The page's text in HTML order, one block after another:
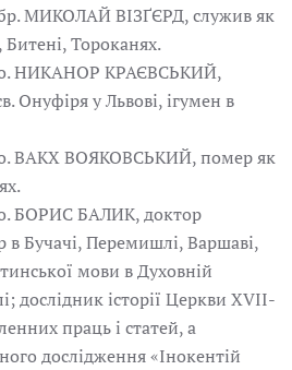
бр. МИКОЛАЙ ВІЗҐЄРД, cлужив як
Тороканях.
о. НИКАНОР КРАЄВСЬКИЙ,
Онуфіря у Львові, ігумен в
о. ВАКХ ВОЯКОВСЬКИЙ, помер як
о. БОРИС БАЛИК, доктор
в Бучачі, Перемишлі, Варшаві,
мови в Духовній
дослідник історії Церкви XVII-
праць і статей, а
дослідження «Інокентій